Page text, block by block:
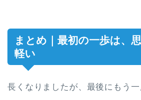
まとめ｜最初の一歩は、
軽い
長くなりましたが、最後にもう一